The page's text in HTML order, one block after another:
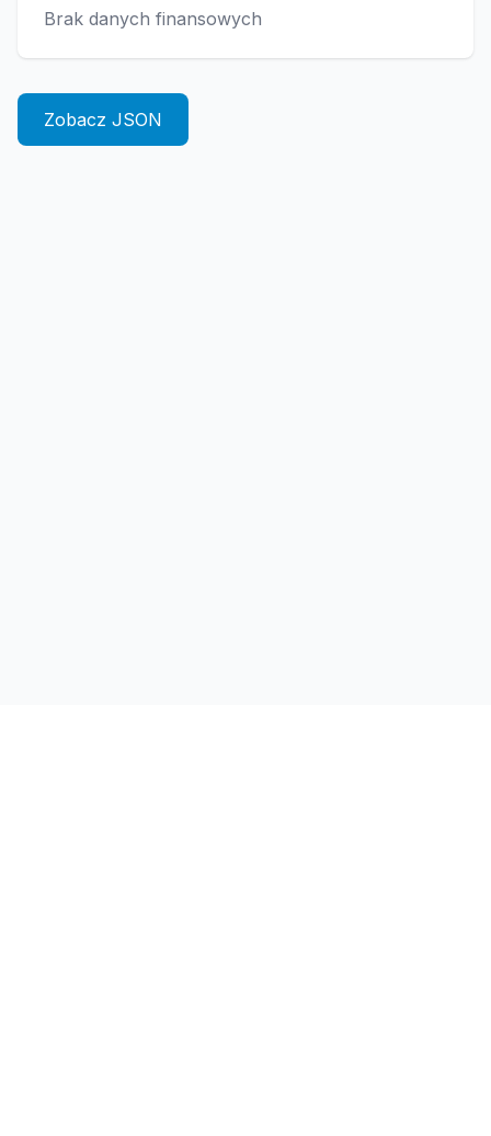
Brak danych finansowych
Zobacz JSON